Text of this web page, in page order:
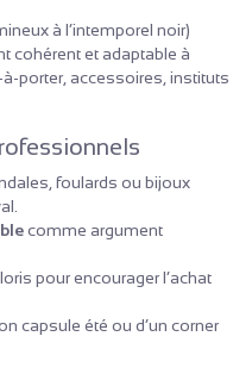
à l’intemporel noir)
cohérent et adaptable à
porter, accessoires, instituts
foulards ou bijoux
comme argument
pour encourager l’achat
capsule été ou d’un corner